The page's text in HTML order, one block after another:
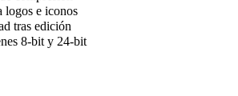
logos e iconos
tras edición
8-bit y 24-bit